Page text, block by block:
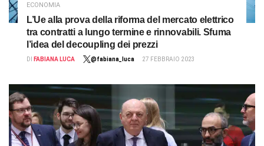
ECONOMIA
L’Ue alla prova della riforma del mercato elettrico
tra contratti a lungo termine e rinnovabili. Sfuma
l’idea del decoupling dei prezzi
DI FABIANA LUCA @fabiana_luca 27 FEBBRAIO 2023